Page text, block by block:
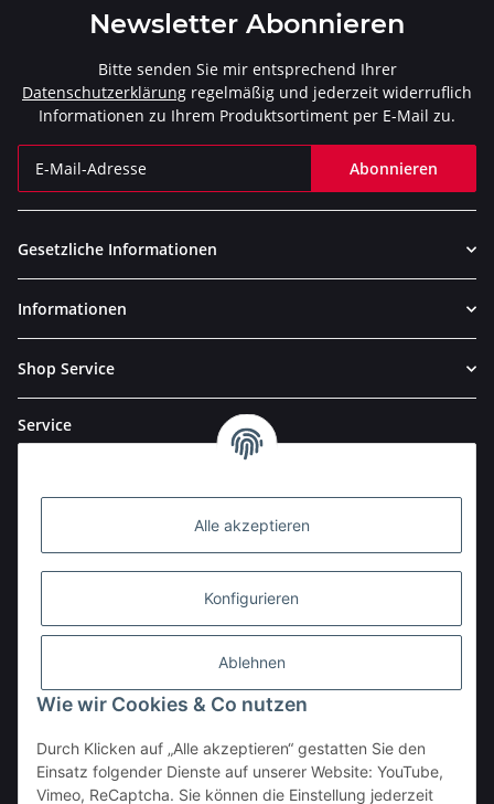
Alle akzeptieren
Konfigurieren
Ablehnen
Wie wir Cookies & Co nutzen
Durch Klicken auf „Alle akzeptieren“ gestatten Sie den
Einsatz folgender Dienste auf unserer Website: YouTube,
Vimeo, ReCaptcha. Sie können die Einstellung jederzeit
Newsletter Abonnieren
Bitte senden Sie mir entsprechend Ihrer
Datenschutzerklärung regelmäßig und jederzeit widerruflich
Informationen zu Ihrem Produktsortiment per E-Mail zu.
Abonnieren
Gesetzliche Informationen
Informationen
Shop Service
Service
BESTELLHOTLINE:
(0 23 03) 983 77 27